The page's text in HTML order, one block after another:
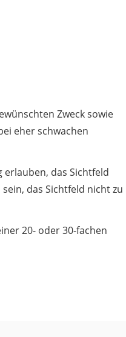
Zweck sowie
eher schwachen
das Sichtfeld
das Sichtfeld nicht zu
20- oder 30-fachen